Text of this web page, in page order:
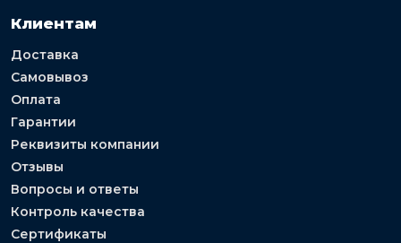
Клиентам
Доставка
Самовывоз
Оплата
Гарантии
Реквизиты компании
Отзывы
Вопросы и ответы
Контроль качества
Сертификаты